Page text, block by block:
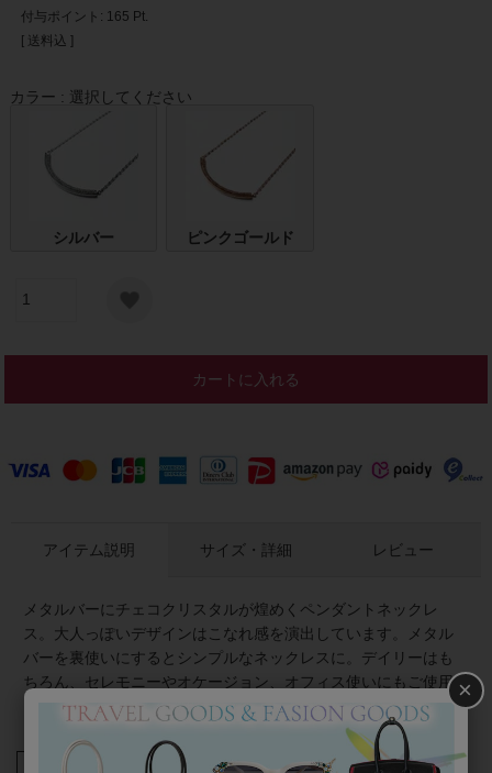
付与ポイント: 165 Pt.
送料込
カラー 選択してください
シルバー ピンクゴールド
カートに入れる
アイテム説明
メタルバーにチェコクリスタルが煌めくペンダントネックレ
ス。大人っぽいデザインはこなれ感を演出しています。メタル
バーを裏使いにするとシンプルなネックレスに。デイリーはも
ちろん、セレモニーやオケージョン、オフィス使いにもご使用
いただけます。 留め具はマグネット式のため着脱がスムーズ。
サイズ・詳細 レビュー
商品番号 1250206
×